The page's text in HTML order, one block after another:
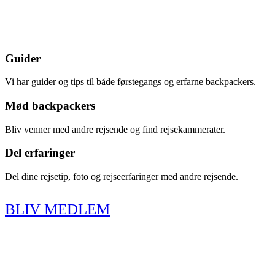
Guider
Vi har guider og tips til både førstegangs og erfarne backpackers.
Mød backpackers
Bliv venner med andre rejsende og find rejsekammerater.
Del erfaringer
Del dine rejsetip, foto og rejseerfaringer med andre rejsende.
BLIV MEDLEM